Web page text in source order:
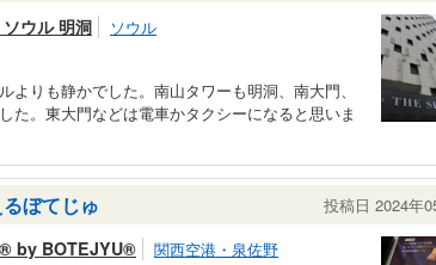
ウル 明洞 ソウル
りも静かでした。南山タワーも明洞、南大門、
た。東大門などは電車かタクシーになると思いま
ぼてじゅ 投稿日 2024年
by BOTEJYU® 関西空港・泉佐野